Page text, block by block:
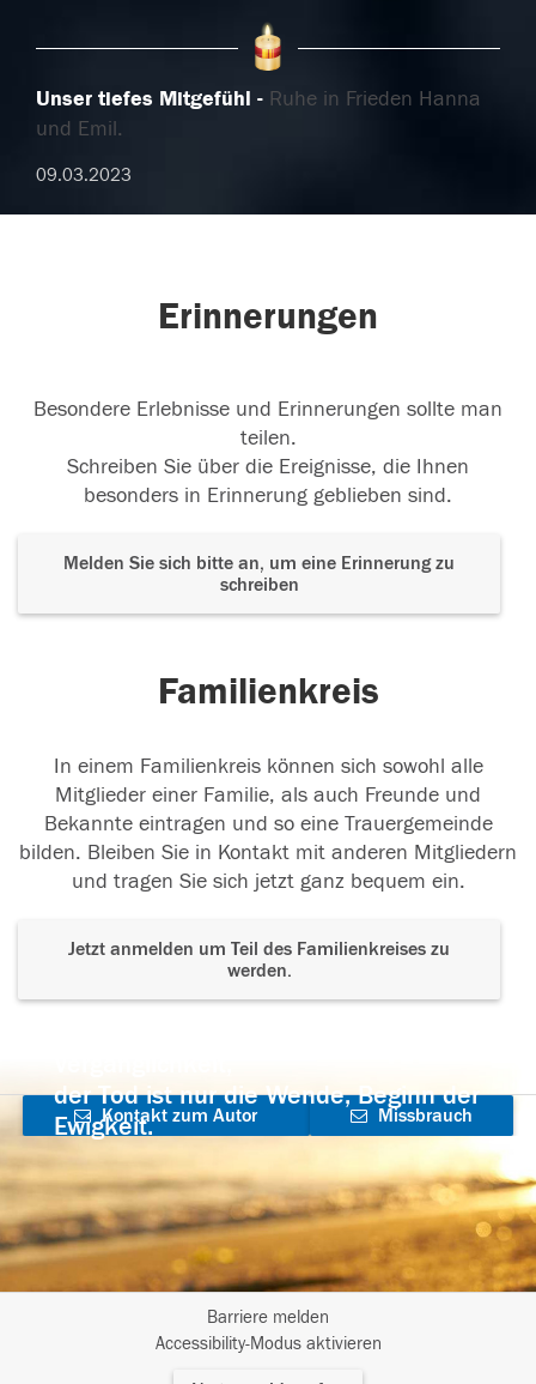
Unser tiefes Mitgefühl
Ruhe in Frieden Hanna
und Emil.
09.03.2023
Erinnerungen
Besondere Erlebnisse und Erinnerungen sollte man
teilen.
Schreiben Sie über die Ereignisse, die Ihnen
besonders in Erinnerung geblieben sind.
Melden Sie sich bitte an, um eine Erinnerung zu
schreiben
Familienkreis
In einem Familienkreis können sich sowohl alle
Mitglieder einer Familie, als auch Freunde und
Bekannte eintragen und so eine Trauergemeinde
bilden. Bleiben Sie in Kontakt mit anderen Mitgliedern
und tragen Sie sich jetzt ganz bequem ein.
Jetzt anmelden um Teil des Familienkreises zu
werden.
der Tod ist nur die Wende, Beginn der
Ewigkeit.
Kontakt zum Autor
aufnehmen
Missbrauch
Barriere melden
Accessibility-Modus aktivieren